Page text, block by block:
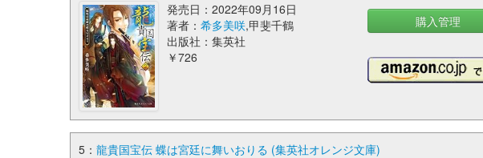
発売日：2022年09月16日
著者： 希多美咲,甲斐千鶴
出版社：集英社
￥726
購入管理
5： 龍貴国宝伝 蝶は宮廷に舞いおりる (集英社オレンジ文庫)